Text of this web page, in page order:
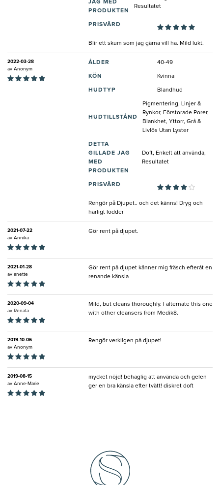
JAG MED
PRODUKTEN
Resultatet
PRISVÄRD
Blir ett skum som jag gärna vill ha. Mild lukt.
2022-03-28
av Anonym
ÅLDER 40-49
KÖN Kvinna
HUDTYP Blandhud
HUDTILLSTÅND
Pigmentering, Linjer &
Rynkor, Förstorade Porer,
Blankhet, Yttorr, Grå &
Livlös Utan Lyster
DETTA
GILLADE JAG
MED
PRODUKTEN
Doft, Enkelt att använda,
Resultatet
PRISVÄRD
Rengör på Djupet.. och det känns! Dryg och
härligt lödder
2021-07-22
av Annika
Gör rent på djupet.
2021-01-28
av anette
Gör rent på djupet känner mig fräsch efteråt en
renande känsla
2020-09-04
av Renata
Mild, but cleans thoroughly. I alternate this one
with other cleansers from Medik8.
2019-10-06
av Anonym
Rengör verkligen på djupet!
2019-08-15
av Anne-Marie
mycket nöjd! behaglig att använda och gelen
ger en bra känsla efter tvätt! diskret doft